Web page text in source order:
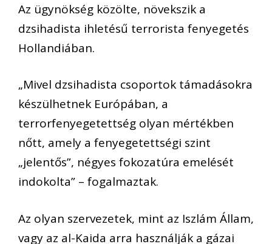
Az ügynökség közölte, növekszik a
dzsihadista ihletésű terrorista fenyegetés
Hollandiában.
„Mivel dzsihadista csoportok támadásokra
készülhetnek Európában, a
terrorfenyegetettség olyan mértékben
nőtt, amely a fenyegetettségi szint
„jelentős”, négyes fokozatúra emelését
indokolta” – fogalmaztak.
Az olyan szervezetek, mint az Iszlám Állam,
vagy az al-Kaida arra használják a gázai